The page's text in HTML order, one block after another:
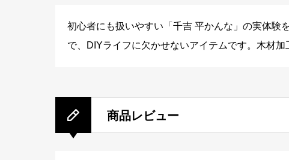
初心者にも扱いやすい「千吉 平かんな」の実体験
で、DIYライフに欠かせないアイテムです。木材加
商品レビュー